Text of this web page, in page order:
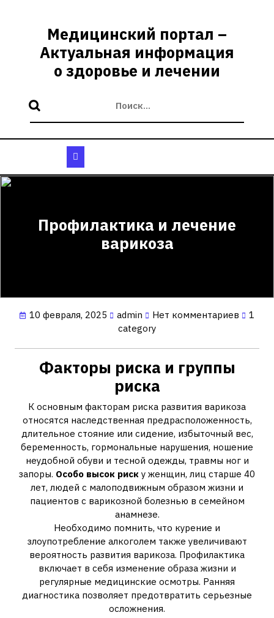
содержимомуМедицинский портал –
Актуальная информация
о здоровье и лечении
Профилактика и лечение
варикоза
10 февраля, 2025 admin Нет комментариев
1
category
Факторы риска и группы
риска
К основным факторам риска развития варикоза
относятся наследственная предрасположенность,
длительное стояние или сидение, избыточный вес,
беременность, гормональные нарушения, ношение
неудобной обуви и тесной одежды, травмы ног и
запоры. Особо высок риск у женщин, лиц старше 40
лет, людей с малоподвижным образом жизни и
пациентов с варикозной болезнью в семейном
анамнезе.
Необходимо помнить, что курение и
злоупотребление алкоголем также увеличивают
вероятность развития варикоза. Профилактика
включает в себя изменение образа жизни и
регулярные медицинские осмотры. Ранняя
диагностика позволяет предотвратить серьезные
осложнения.